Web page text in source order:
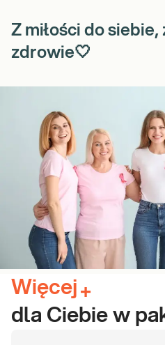
Z miłości do
zdrowie🤍
Więcej +
dla Ciebie w